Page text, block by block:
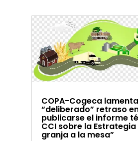
COPA-Cogeca
“deliberado” retraso
publicarse el informe
CCI sobre la Estrategia
granja a la mesa”